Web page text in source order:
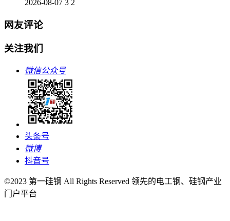
2026-08-07 3 2
网友评论
关注我们
微信公众号
头条号
微博
抖音号
©2023 第一硅钢 All Rights Reserved 领先的电工钢、硅钢产业
门户平台